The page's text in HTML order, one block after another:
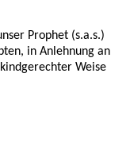
Prophet (s.a.s.)
in Anlehnung an
Weise